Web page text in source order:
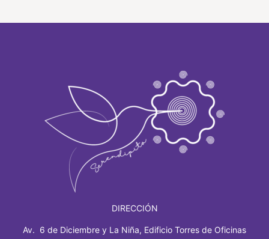
DIRECCIÓN
Av. 6 de Diciembre y La Niña, Edificio Torres de Oficinas